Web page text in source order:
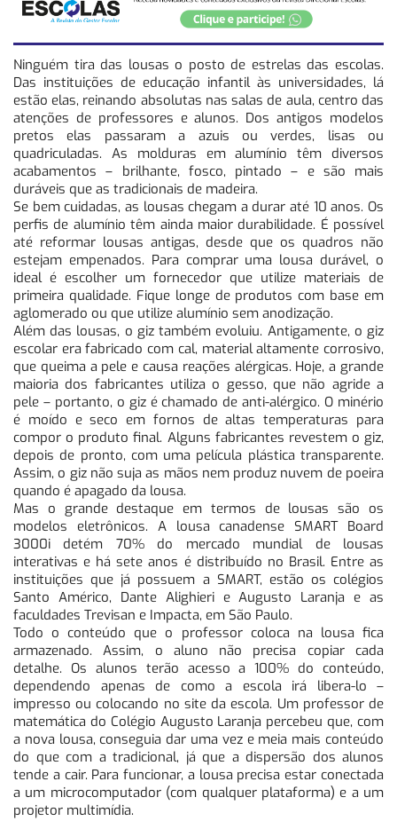
Ninguém tira das lousas o posto de estrelas das escolas.
Das instituições de educação infantil às universidades, lá
estão elas, reinando absolutas nas salas de aula, centro das
atenções de professores e alunos. Dos antigos modelos
pretos elas passaram a azuis ou verdes, lisas ou
quadriculadas. As molduras em alumínio têm diversos
acabamentos – brilhante, fosco, pintado – e são mais
duráveis que as tradicionais de madeira.
Se bem cuidadas, as lousas chegam a durar até 10 anos. Os
perfis de alumínio têm ainda maior durabilidade. É possível
até reformar lousas antigas, desde que os quadros não
estejam empenados. Para comprar uma lousa durável, o
ideal é escolher um fornecedor que utilize materiais de
primeira qualidade. Fique longe de produtos com base em
aglomerado ou que utilize alumínio sem anodização.
Além das lousas, o giz também evoluiu. Antigamente, o giz
escolar era fabricado com cal, material altamente corrosivo,
que queima a pele e causa reações alérgicas. Hoje, a grande
maioria dos fabricantes utiliza o gesso, que não agride a
pele – portanto, o giz é chamado de anti-alérgico. O minério
é moído e seco em fornos de altas temperaturas para
compor o produto final. Alguns fabricantes revestem o giz,
depois de pronto, com uma película plástica transparente.
Assim, o giz não suja as mãos nem produz nuvem de poeira
quando é apagado da lousa.
Mas o grande destaque em termos de lousas são os
modelos eletrônicos. A lousa canadense SMART Board
3000i detém 70% do mercado mundial de lousas
interativas e há sete anos é distribuído no Brasil. Entre as
instituições que já possuem a SMART, estão os colégios
Santo Américo, Dante Alighieri e Augusto Laranja e as
faculdades Trevisan e Impacta, em São Paulo.
Todo o conteúdo que o professor coloca na lousa fica
armazenado. Assim, o aluno não precisa copiar cada
detalhe. Os alunos terão acesso a 100% do conteúdo,
dependendo apenas de como a escola irá libera-lo –
impresso ou colocando no site da escola. Um professor de
matemática do Colégio Augusto Laranja percebeu que, com
a nova lousa, conseguia dar uma vez e meia mais conteúdo
do que com a tradicional, já que a dispersão dos alunos
tende a cair. Para funcionar, a lousa precisa estar conectada
a um microcomputador (com qualquer plataforma) e a um
projetor multimídia.